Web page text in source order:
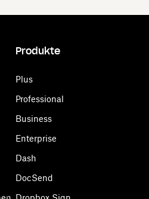
Produkte
Plus
Professional
Business
Enterprise
Dash
DocSend